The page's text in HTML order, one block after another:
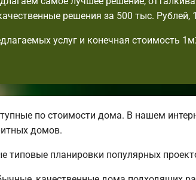
решения за 500 тыс. Рублей,
услуг и конечная стоимость
по стоимости дома. В нашем
домов.
типовые планировки популярных